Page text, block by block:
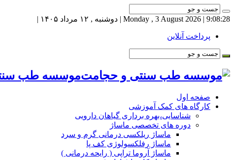
9:08:29 | Monday , 3 August 2026 | دوشنبه , ۱۲ مرداد ۱۴۰۵ |
پرداخت آنلاین
موسسه طب
صفحه اول
کارگاه های کمک آموزشی
شناسایی،بهره برداری گیاهان دارویی
دوره های تخصصی ماساژ
ماساژ ریلکسی درمانی گرم و سرد
ماساژ رفلکسولوژی کف پا
ماساژ آروما تراپی ( رایحه درمانی )